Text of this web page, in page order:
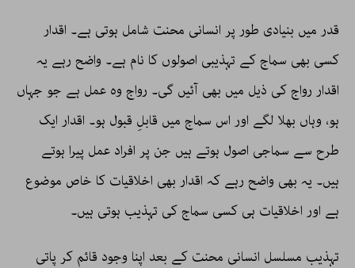
قدر میں بنیادی طور پر انسانی محنت شامل ہوتی ہے۔ اقدار
کسی بھی سماج کے تہذیبی اصولوں کا نام ہے۔ واضح رہے یہ
اقدار رواج کی ذیل میں بھی آئیں گی۔ رواج وہ عمل ہے جو جہاں
ہو، وہاں بھلا لگے اور اس سماج میں قابلِ قبول ہو۔ اقدار ایک
طرح سے سماجی اصول ہوتے ہیں جن پر افراد عمل پیرا ہوتے
ہیں۔ یہ بھی واضح رہے کہ اقدار بھی اخلاقیات کا خاص موضوع
ہے اور اخلاقیات ہی کسی سماج کی تہذیب ہوتی ہیں۔
تہذیب مسلسل انسانی محنت کے بعد اپنا وجود قائم کر پاتی